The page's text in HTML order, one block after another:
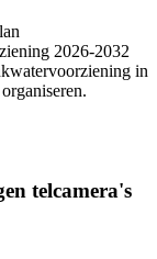
2026-2032
in
telcamera's